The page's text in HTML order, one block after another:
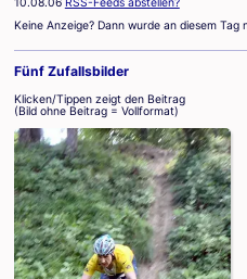
Keine Anzeige? Dann wurde an diesem
Fünf Zufallsbilder
Klicken/Tippen zeigt den Beitrag
(Bild ohne Beitrag = Vollformat)